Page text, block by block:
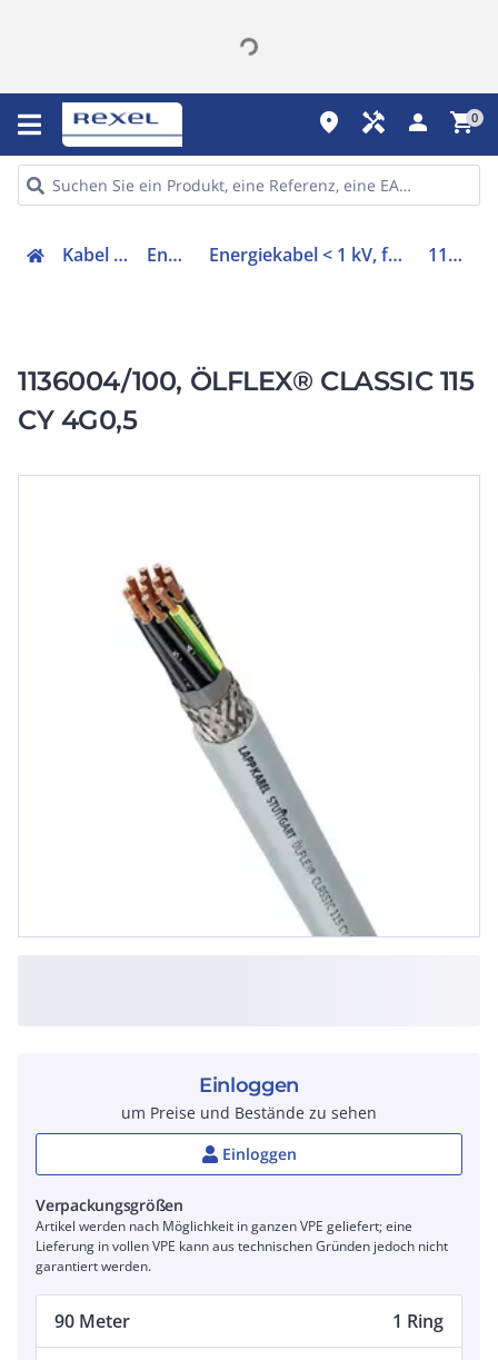
place handyman person shopping_cart0
Kabel & Leitungen Energiekabel Energiekabel < 1 kV, für ortsveränderlichen Einsatz 1136004/100
1136004/100, ÖLFLEX® CLASSIC 115
CY 4G0,5
Einloggen
um Preise und Bestände zu sehen
Einloggen
Verpackungsgrößen
Artikel werden nach Möglichkeit in ganzen VPE geliefert; eine
Lieferung in vollen VPE kann aus technischen Gründen jedoch nicht
garantiert werden.
90 Meter 1 Ring